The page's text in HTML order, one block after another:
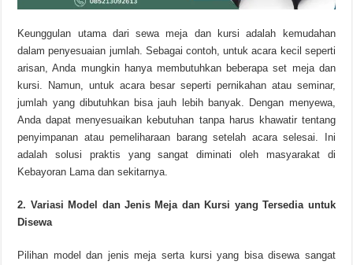
Keunggulan utama dari sewa meja dan kursi adalah kemudahan
dalam penyesuaian jumlah. Sebagai contoh, untuk acara kecil seperti
arisan, Anda mungkin hanya membutuhkan beberapa set meja dan
kursi. Namun, untuk acara besar seperti pernikahan atau seminar,
jumlah yang dibutuhkan bisa jauh lebih banyak. Dengan menyewa,
Anda dapat menyesuaikan kebutuhan tanpa harus khawatir tentang
penyimpanan atau pemeliharaan barang setelah acara selesai. Ini
adalah solusi praktis yang sangat diminati oleh masyarakat di
Kebayoran Lama dan sekitarnya.
2. Variasi Model dan Jenis Meja dan Kursi yang Tersedia untuk
Disewa
Pilihan model dan jenis meja serta kursi yang bisa disewa sangat